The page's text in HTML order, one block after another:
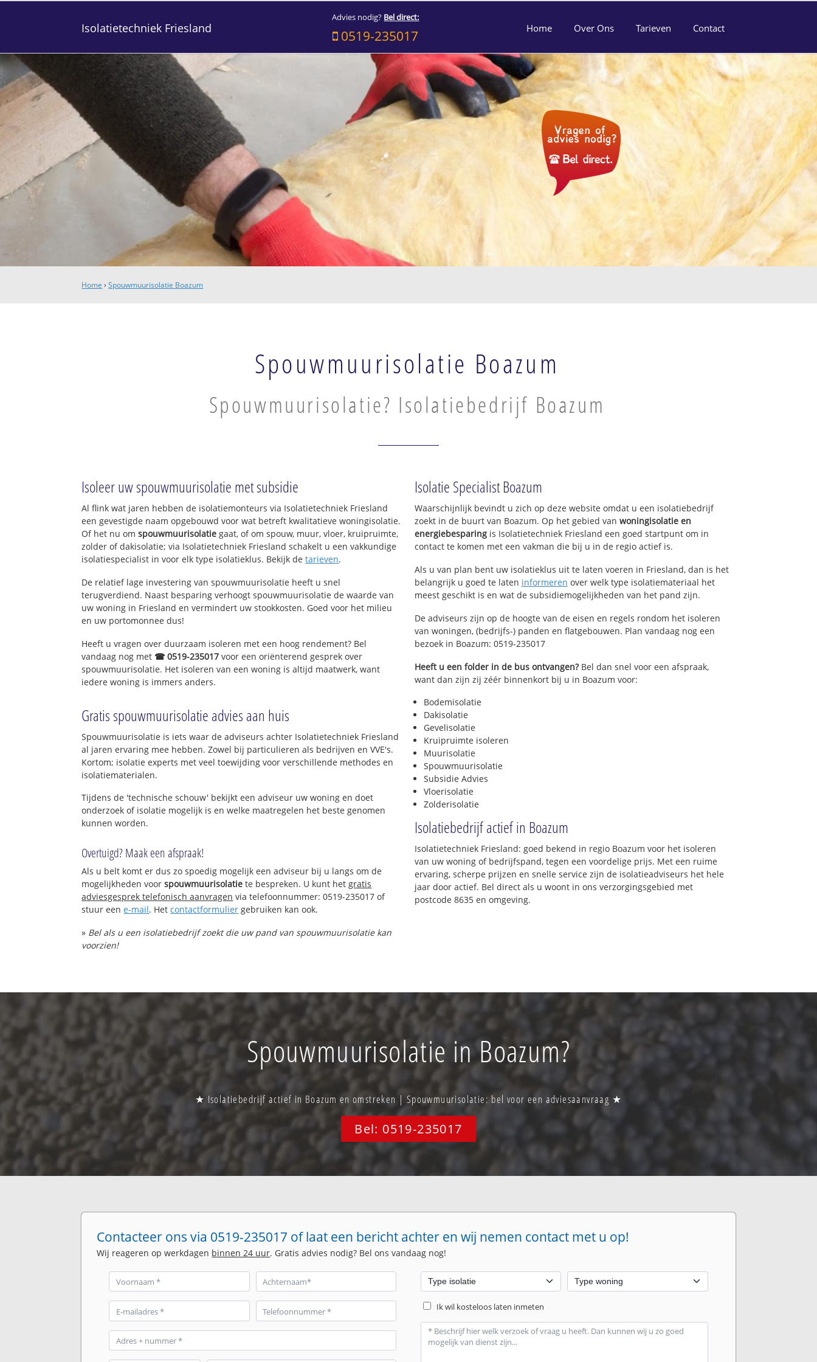
Isolatietechniek Friesland
Advies nodig? Bel direct:
0519-235017 Home Over Ons Tarieven Contact
Home ›Spouwmuurisolatie Boazum
Spouwmuurisolatie Boazum
Spouwmuurisolatie? Isolatiebedrijf Boazum
Isoleer uw spouwmuurisolatie met subsidie
Al flink wat jaren hebben de isolatiemonteurs via Isolatietechniek Friesland
een gevestigde naam opgebouwd voor wat betreft kwalitatieve woningisolatie.
Of het nu omspouwmuurisolatie gaat, of om spouw, muur, vloer, kruipruimte,
zolder of dakisolatie; via Isolatietechniek Friesland schakelt u een vakkundige
isolatiespecialist in voor elk type isolatieklus. Bekijk detarieven.
De relatief lage investering van spouwmuurisolatie heeft u snel
terugverdiend. Naast besparing verhoogt spouwmuurisolatie de waarde van
uw woning in Friesland en vermindert uw stookkosten. Goed voor het milieu
en uw portomonnee dus!
Heeft u vragen over duurzaam isoleren met een hoog rendement? Bel
vandaag nog met ☎ 0519-235017 voor een oriënterend gesprek over
spouwmuurisolatie. Het isoleren van een woning is altijd maatwerk, want
iedere woning is immers anders.
Gratis spouwmuurisolatie advies aan huis
Spouwmuurisolatie is iets waar de adviseurs achter Isolatietechniek Friesland
al jaren ervaring mee hebben. Zowel bij particulieren als bedrijven en VVE's.
Kortom; isolatie experts met veel toewijding voor verschillende methodes en
isolatiematerialen.
Tijdens de 'technische schouw' bekijkt een adviseur uw woning en doet
onderzoek of isolatie mogelijk is en welke maatregelen het beste genomen
kunnen worden.
Overtuigd? Maak een afspraak!
Als u belt komt er dus zo spoedig mogelijk een adviseur bij u langs om de
mogelijkheden voorspouwmuurisolatie te bespreken. U kunt hetgratis
adviesgesprek telefonisch aanvragen via telefoonnummer: 0519-235017 of
stuur eene-mail. Hetcontactformulier gebruiken kan ook.
» Bel als u een isolatiebedrijf zoekt die uw pand van spouwmuurisolatie kan
voorzien!
Isolatie Specialist Boazum
Waarschijnlijk bevindt u zich op deze website omdat u een isolatiebedrijf
zoekt in de buurt van Boazum. Op het gebied van woningisolatie en
energiebesparing is Isolatietechniek Friesland een goed startpunt om in
contact te komen met een vakman die bij u in de regio actief is.
Als u van plan bent uw isolatieklus uit te laten voeren in Friesland, dan is het
belangrijk u goed te laten informeren over welk type isolatiemateriaal het
meest geschikt is en wat de subsidiemogelijkheden van het pand zijn.
De adviseurs zijn op de hoogte van de eisen en regels rondom het isoleren
van woningen, (bedrijfs-) panden en flatgebouwen. Plan vandaag nog een
bezoek in Boazum: 0519-235017
Heeft u een folder in de bus ontvangen?Bel dan snel voor een afspraak,
want dan zijn zij zéér binnenkort bij u in Boazum voor:
Bodemisolatie
Dakisolatie
Gevelisolatie
Kruipruimte isoleren
Muurisolatie
Spouwmuurisolatie
Subsidie Advies
Vloerisolatie
Zolderisolatie
Isolatiebedrijf actief in Boazum
Isolatietechniek Friesland: goed bekend in regio Boazum voor het isoleren
van uw woning of bedrijfspand, tegen een voordelige prijs. Met een ruime
ervaring, scherpe prijzen en snelle service zijn de isolatieadviseurs het hele
jaar door actief. Bel direct als u woont in ons verzorgingsgebied met
postcode 8635 en omgeving.
Spouwmuurisolatie in Boazum?
★ Isolatiebedrijf actief in Boazum en omstreken | Spouwmuurisolatie: bel voor een adviesaanvraag ★
Bel: 0519-235017
Contacteer ons via 0519-235017 of laat een bericht achter en wij nemen contact met u op!
Wij reageren op werkdagen binnen 24 uur. Gratis advies nodig? Bel ons vandaag nog!
Ik wil kosteloos laten inmeten